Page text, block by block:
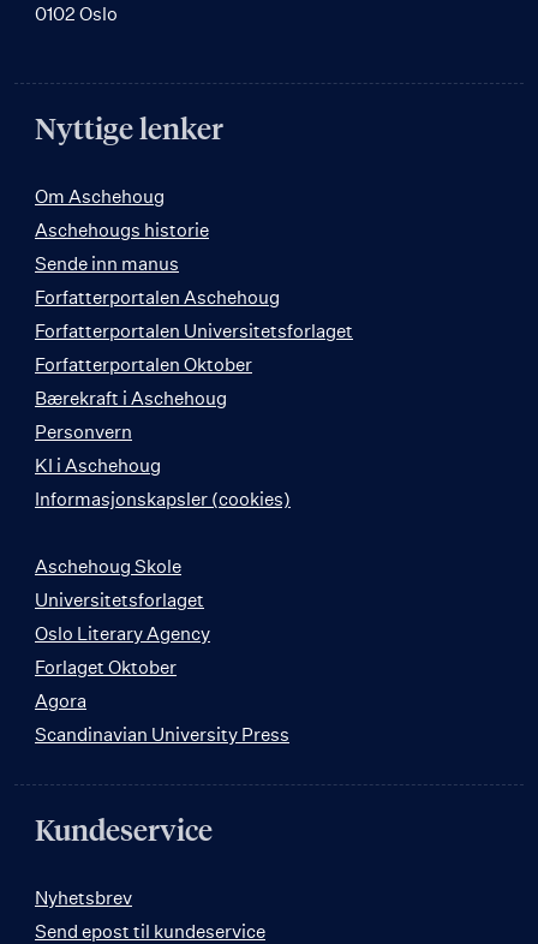
0102 Oslo
Nyttige lenker
Om Aschehoug
Aschehougs historie
Sende inn manus
Forfatterportalen Aschehoug
Forfatterportalen Universitetsforlaget
Forfatterportalen Oktober
Bærekraft i Aschehoug
Personvern
KI i Aschehoug
Informasjonskapsler (cookies)
Aschehoug Skole
Universitetsforlaget
Oslo Literary Agency
Forlaget Oktober
Agora
Scandinavian University Press
Kundeservice
Nyhetsbrev
Send epost til kundeservice